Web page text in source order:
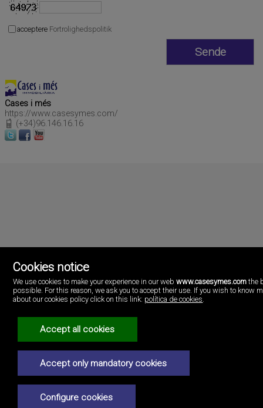
acceptere Fortrolighedspolitik
Cases i més
https://www.casesymes.com/
(+34)96.146.16.16
Cases i més
Playa Pobla de Farnals
(+34)96.146.16.16
Juridisk meddelelse
Cookiepolitik
Cookies notice
We use cookies to make your experience in our webwww.casesymes.com the
possible. For this reason, we ask you to accept their use. If you wish to know
about our cookies policy click on this link: política de cookies
Accept all cookies
Accept only mandatory cookies
Configure cookies